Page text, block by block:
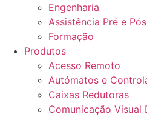
Engenharia
Assistência Pré e
Formação
Produtos
Acesso Remoto
Autómatos e
Caixas Redutoras
Comunicação Visual